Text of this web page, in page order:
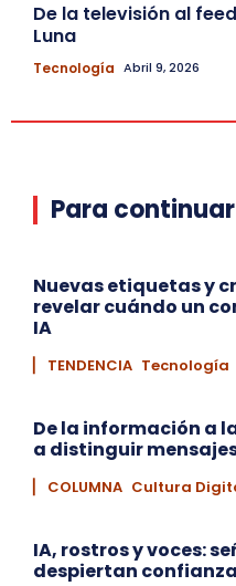
De la televisión al
Luna
Tecnología Abril 9, 2026
Para
Nuevas etiquetas y
revelar cuándo un
IA
▏ TENDENCIA Tecnología
De la información a
a distinguir
▏ COLUMNA Cultura
IA, rostros y voces:
despiertan confianza